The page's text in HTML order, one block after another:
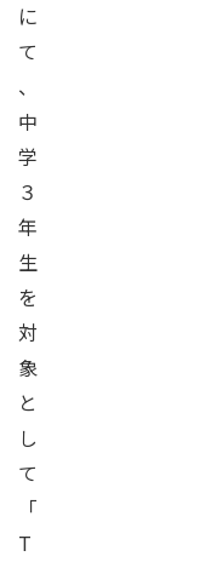
に
て
、
中
学
３
年
生
を
対
象
と
し
て
「
T